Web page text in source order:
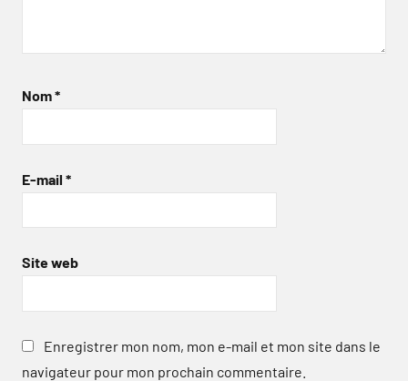
Nom*
E-mail *
Site web
Enregistrer mon nom, mon e-mail et mon site dans le
navigateur pour mon prochain commentaire.